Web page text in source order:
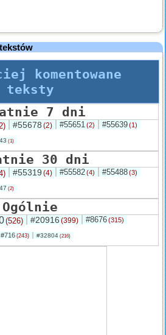
komentowane
teksty
7 dni
#55678 (2) #55651(2) #55639(1)
(1)
30 dni
#55319 (4) #55582(4) #55488(3)
(2)
Ogólnie
(526) #20916 (399) #8676(315)
#716 (243) #32804 (216)